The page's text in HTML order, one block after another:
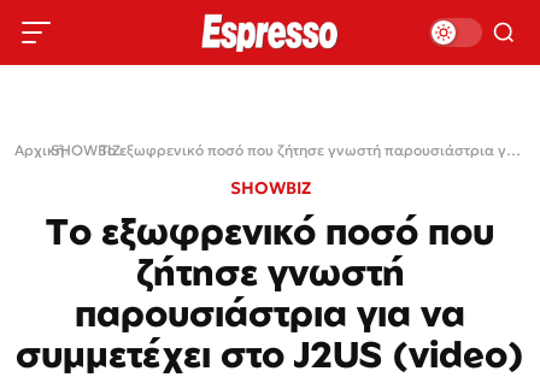
Αρχική›
SHOWBIZ› Το εξωφρενικό ποσό που ζήτησε γνωστή παρουσιάστρια για να συμμετέχει στο J2US (video)
SHOWBIZ
Το εξωφρενικό ποσό που
ζήτησε γνωστή
παρουσιάστρια για να
συμμετέχει στο J2US (video)